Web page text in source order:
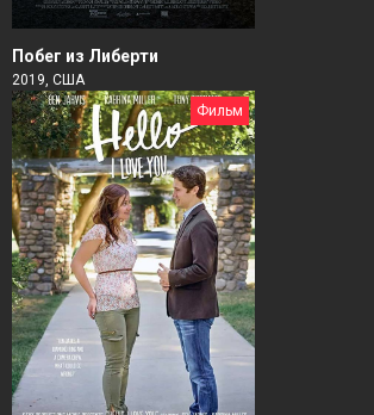
Побег из Либерти
2019, США
Фильм